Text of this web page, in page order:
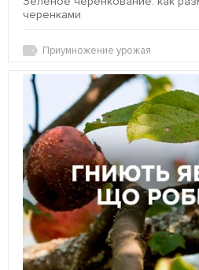
черенками
Приумножение урожая